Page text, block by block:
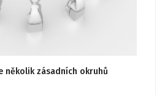
několik zásadních okruhů